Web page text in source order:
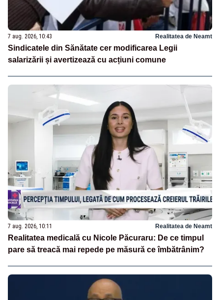
7 aug. 2026, 10:43 Realitatea de Neamt
Sindicatele din Sănătate cer modificarea Legii
salarizării și avertizează cu acțiuni comune
7 aug. 2026, 10:11 Realitatea de Neamt
Realitatea medicală cu Nicole Păcuraru: De ce timpul
pare să treacă mai repede pe măsură ce îmbătrânim?